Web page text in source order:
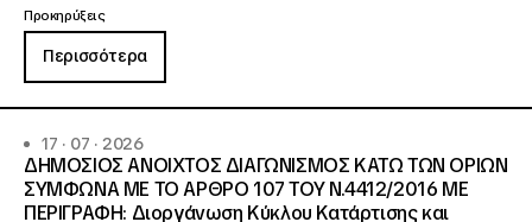
Προκηρύξεις
Περισσότερα
17 · 07 · 2026
ΔΗΜΟΣΙΟΣ ΑΝΟΙΧΤΟΣ ΔΙΑΓΩΝΙΣΜΟΣ ΚΑΤΩ ΤΩΝ ΟΡΙΩΝ
ΣΥΜΦΩΝΑ ΜΕ ΤΟ ΑΡΘΡΟ 107 ΤΟΥ Ν.4412/2016 ΜΕ
ΠΕΡΙΓΡΑΦΗ: Διοργάνωση Κύκλου Κατάρτισης και